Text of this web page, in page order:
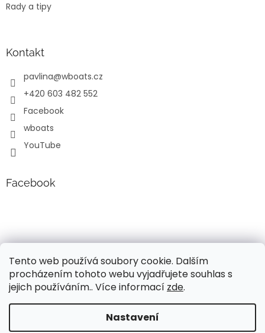
Tento web používá soubory cookie. Dalším
procházením tohoto webu vyjadřujete souhlas s
jejich používáním.. Více informací zde.
Nastavení
Rady a tipy
Kontakt
pavlina@wboats.cz
+420 603 482 552
Facebook
wboats
YouTube
Facebook
Vytvořil Shoptet